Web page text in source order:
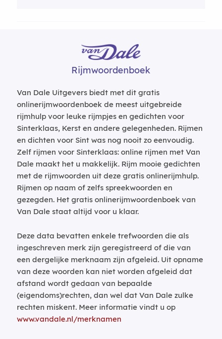
Rijmwoordenboek
Van Dale Uitgevers biedt met dit gratis
onlinerijmwoordenboek de meest uitgebreide
rijmhulp voor leuke rijmpjes en gedichten voor
Sinterklaas, Kerst en andere gelegenheden. Rijmen
en dichten voor Sint was nog nooit zo eenvoudig.
Zelf rijmen voor Sinterklaas: online rijmen met Van
Dale maakt het u makkelijk. Rijm mooie gedichten
met de rijmwoorden uit deze gratis onlinerijmhulp.
Rijmen op naam of zelfs spreekwoorden en
gezegden. Het gratis onlinerijmwoordenboek van
Van Dale staat altijd voor u klaar.
Deze data bevatten enkele trefwoorden die als
ingeschreven merk zijn geregistreerd of die van
een dergelijke merknaam zijn afgeleid. Uit opname
van deze woorden kan niet worden afgeleid dat
afstand wordt gedaan van bepaalde
(eigendoms)rechten, dan wel dat Van Dale zulke
rechten miskent. Meer informatie vindt u op
www.vandale.nl/merknamen